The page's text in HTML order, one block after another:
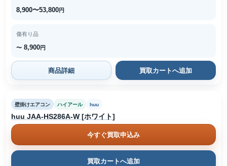
8,900〜53,800円
傷有り品
〜 8,900円
商品詳細 買取カートへ追加
壁掛けエアコン ハイアール huu
huu JAA-HS286A-W [ホワイト]
今すぐ買取申込み
買取カートへ追加